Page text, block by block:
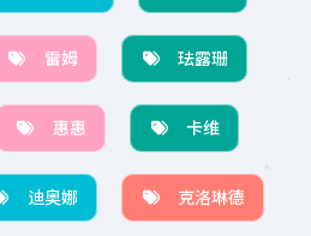
雷姆 珐露珊
惠惠 卡维
迪奥娜 克洛琳德